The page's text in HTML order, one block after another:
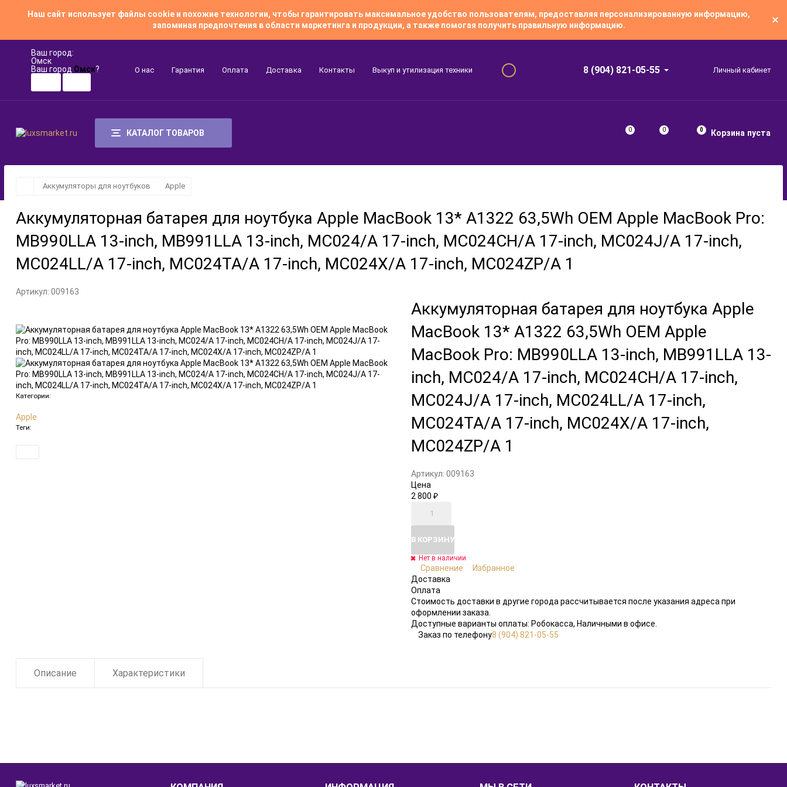
Наш сайт использует файлы cookie и похожие технологии, чтобы гарантировать максимальное удобство пользователям, предоставляя персонализированную информацию,
запоминая предпочтения в области маркетинга и продукции, а также помогая получить правильную информацию.
Ваш город:
Омск
Ваш город Омск? О нас Гарантия Оплата Доставка Контакты Выкуп и утилизация техники Скидки 8 (904) 821-05-55 Личный кабинет
КАТАЛОГ ТОВАРОВ 0 0 0 Корзина пуста
Аккумуляторы для ноутбуков Apple
Аккумуляторная батарея для ноутбука Apple MacBook 13* A1322 63,5Wh OEM Apple MacBook Pro:
MB990LLA 13-inch, MB991LLA 13-inch, MC024/A 17-inch, MC024CH/A 17-inch, MC024J/A 17-inch,
MC024LL/A 17-inch, MC024TA/A 17-inch, MC024X/A 17-inch, MC024ZP/A 1
Артикул: 009163
Категории:
Apple
Теги:
Аккумуляторная батарея для ноутбука Apple
MacBook 13* A1322 63,5Wh OEM Apple
MacBook Pro: MB990LLA 13-inch, MB991LLA 13-
inch, MC024/A 17-inch, MC024CH/A 17-inch,
MC024J/A 17-inch, MC024LL/A 17-inch,
MC024TA/A 17-inch, MC024X/A 17-inch,
MC024ZP/A 1
Артикул: 009163
Цена
2 800 ₽
В КОРЗИНУ
Нет в наличии
Сравнение
Избранное
Доставка
Оплата
Стоимость доставки в другие города рассчитывается после указания адреса при
оформлении заказа.
Доступные варианты оплаты: Робокасса, Наличными в офисе.
Заказ по телефону8 (904) 821-05-55
Описание Характеристики